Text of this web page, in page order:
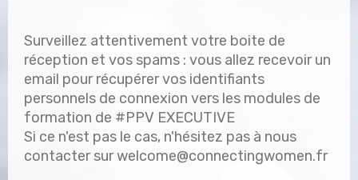
Surveillez attentivement votre boite de
réception et vos spams : vous allez recevoir un
email pour récupérer vos identifiants
personnels de connexion vers les modules de
formation de #PPV EXECUTIVE
Si ce n'est pas le cas, n'hésitez pas à nous
contacter surwelcome@connectingwomen.fr